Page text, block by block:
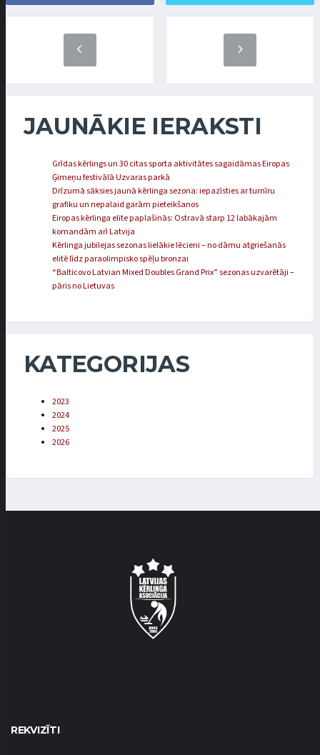
JAUNĀKIE IERAKSTI
Grīdas kērlings un 30 citas sporta aktivitātes sagaidāmas Eiropas
Ģimeņu festivālā Uzvaras parkā
Drīzumā sāksies jaunā kērlinga sezona: iepazīsties ar turnīru
grafiku un nepalaid garām pieteikšanos
Eiropas kērlinga elite paplašinās: Ostravā starp 12 labākajām
komandām arī Latvija
Kērlinga jubilejas sezonas lielākie lēcieni – no dāmu atgriešanās
elitē līdz paraolimpisko spēļu bronzai
“Balticovo Latvian Mixed Doubles Grand Prix” sezonas uzvarētāji –
pāris no Lietuvas
KATEGORIJAS
2023
2024
2025
2026
REKVIZĪTI